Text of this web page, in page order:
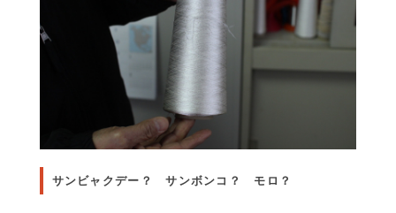
サンビャクデー？ サンボンコ？ モロ？